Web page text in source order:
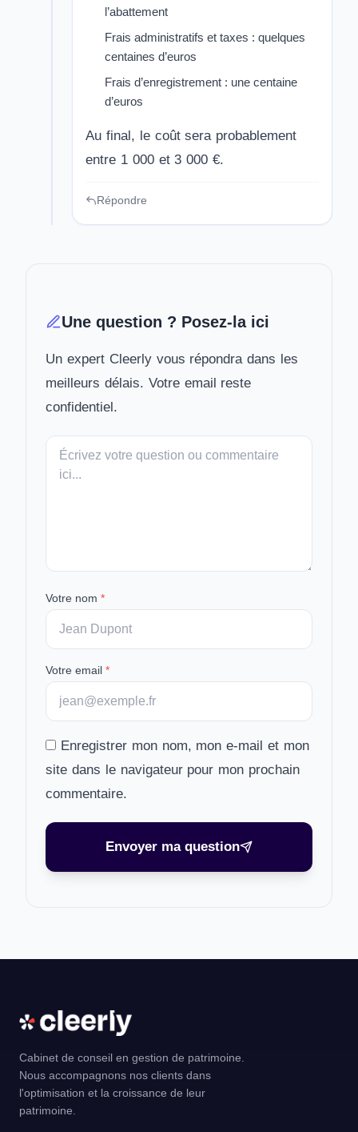
l’abattement
Frais administratifs et taxes : quelques
centaines d’euros
Frais d’enregistrement : une centaine
d’euros
Au final, le coût sera probablement
entre 1 000 et 3 000 €.
Répondre
Une question ? Posez-la ici
Un expert Cleerly vous répondra dans les
meilleurs délais. Votre email reste
confidentiel.
Votre
message
Votre nom *
Votre email *
Enregistrer mon nom, mon e-mail et mon
site dans le navigateur pour mon prochain
commentaire.
Envoyer ma question
Cabinet de conseil en gestion de patrimoine.
Nous accompagnons nos clients dans
l'optimisation et la croissance de leur
patrimoine.